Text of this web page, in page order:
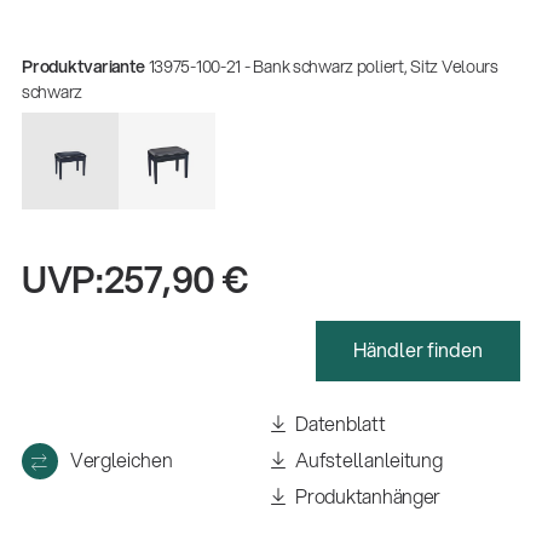
Produktvariante13975-100-21 - Bank schwarz poliert, Sitz Velours
schwarz
UVP:257,90 €
Händler finden
Vergleichen
Datenblatt
Aufstellanleitung
Produktanhänger